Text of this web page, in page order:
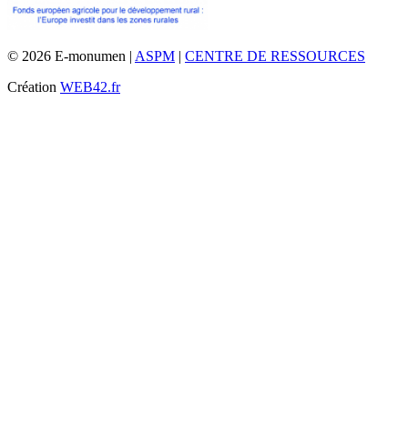
© 2026 E-monumen | ASPM | CENTRE DE RESSOURCES
Création WEB42.fr